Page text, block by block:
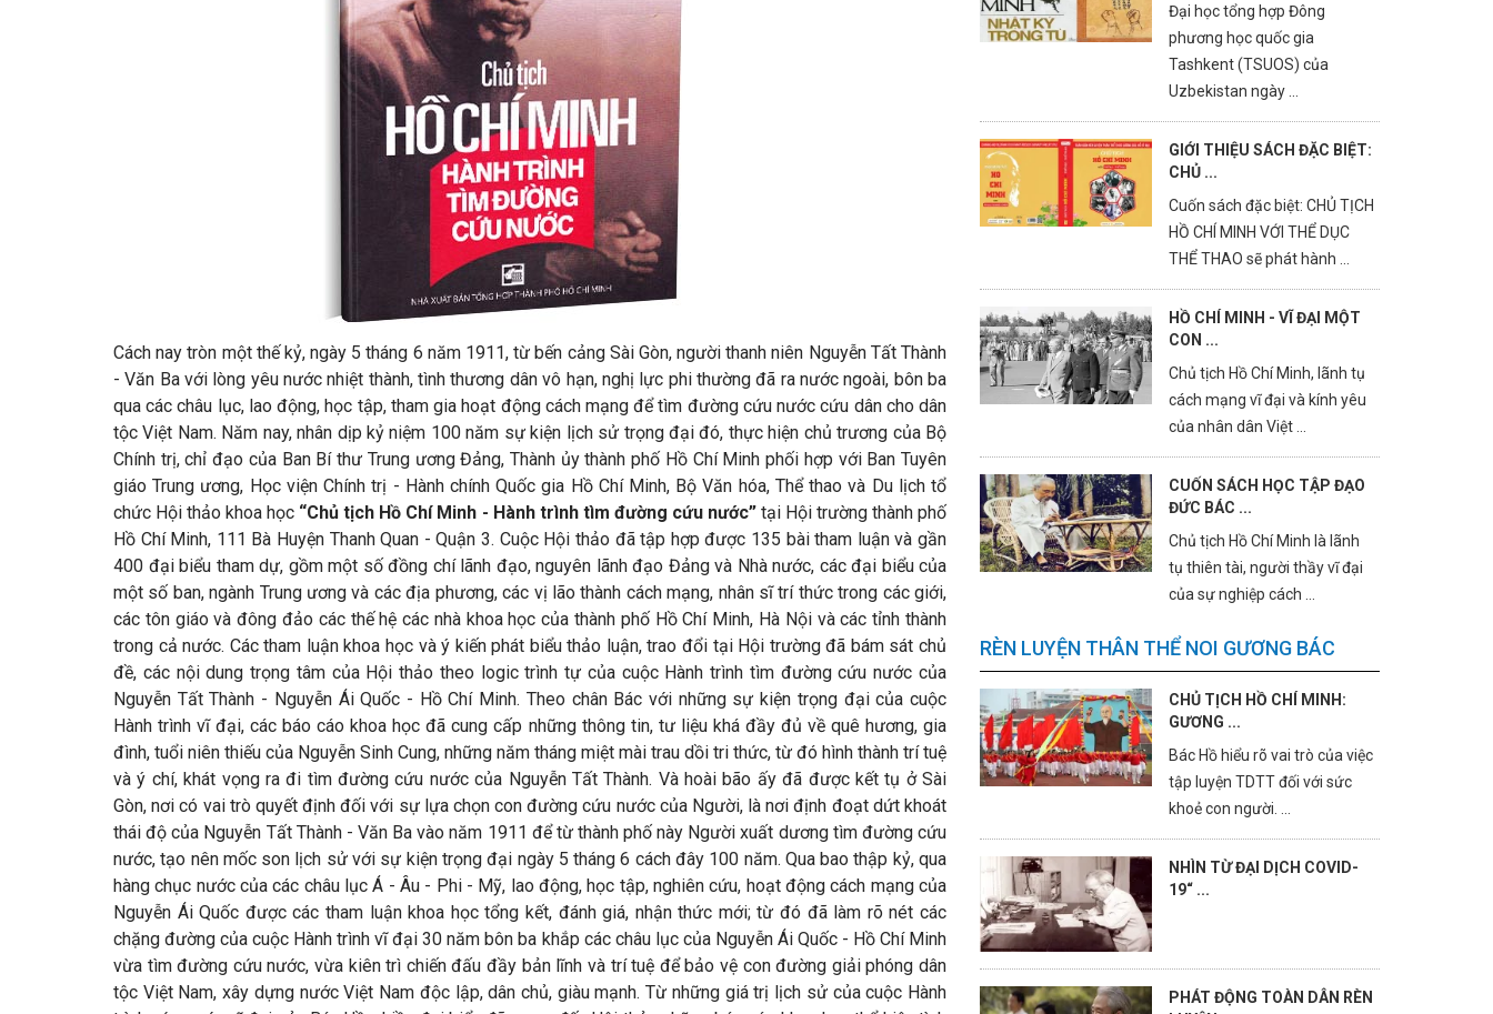
Cách nay tròn một thế kỷ, ngày 5 tháng 6 năm 1911, từ bến cảng Sài Gòn, người thanh niên Nguyễn Tất Thành
- Văn Ba với lòng yêu nước nhiệt thành, tình thương dân vô hạn, nghị lực phi thường đã ra nước ngoài, bôn ba
qua các châu lục, lao động, học tập, tham gia hoạt động cách mạng để tìm đường cứu nước cứu dân cho dân
tộc Việt Nam. Năm nay, nhân dịp kỷ niệm 100 năm sự kiện lịch sử trọng đại đó, thực hiện chủ trương của Bộ
Chính trị, chỉ đạo của Ban Bí thư Trung ương Đảng, Thành ủy thành phố Hồ Chí Minh phối hợp với Ban Tuyên
giáo Trung ương, Học viện Chính trị - Hành chính Quốc gia Hồ Chí Minh, Bộ Văn hóa, Thể thao và Du lịch tổ
chức Hội thảo khoa học “Chủ tịch Hồ Chí Minh - Hành trình tìm đường cứu nước” tại Hội trường thành phố
Hồ Chí Minh, 111 Bà Huyện Thanh Quan - Quận 3. Cuộc Hội thảo đã tập hợp được 135 bài tham luận và gần
400 đại biểu tham dự, gồm một số đồng chí lãnh đạo, nguyên lãnh đạo Đảng và Nhà nước, các đại biểu của
một số ban, ngành Trung ương và các địa phương, các vị lão thành cách mạng, nhân sĩ trí thức trong các giới,
các tôn giáo và đông đảo các thế hệ các nhà khoa học của thành phố Hồ Chí Minh, Hà Nội và các tỉnh thành
trong cả nước. Các tham luận khoa học và ý kiến phát biểu thảo luận, trao đổi tại Hội trường đã bám sát chủ
đề, các nội dung trọng tâm của Hội thảo theo logic trình tự của cuộc Hành trình tìm đường cứu nước của
Nguyễn Tất Thành - Nguyễn Ái Quốc - Hồ Chí Minh. Theo chân Bác với những sự kiện trọng đại của cuộc
Hành trình vĩ đại, các báo cáo khoa học đã cung cấp những thông tin, tư liệu khá đầy đủ về quê hương, gia
đình, tuổi niên thiếu của Nguyễn Sinh Cung, những năm tháng miệt mài trau dồi tri thức, từ đó hình thành trí tuệ
và ý chí, khát vọng ra đi tìm đường cứu nước của Nguyễn Tất Thành. Và hoài bão ấy đã được kết tụ ở Sài
Gòn, nơi có vai trò quyết định đối với sự lựa chọn con đường cứu nước của Người, là nơi định đoạt dứt khoát
thái độ của Nguyễn Tất Thành - Văn Ba vào năm 1911 để từ thành phố này Người xuất dương tìm đường cứu
nước, tạo nên mốc son lịch sử với sự kiện trọng đại ngày 5 tháng 6 cách đây 100 năm. Qua bao thập kỷ, qua
hàng chục nước của các châu lục Á - Âu - Phi - Mỹ, lao động, học tập, nghiên cứu, hoạt động cách mạng của
Nguyễn Ái Quốc được các tham luận khoa học tổng kết, đánh giá, nhận thức mới; từ đó đã làm rõ nét các
chặng đường của cuộc Hành trình vĩ đại 30 năm bôn ba khắp các châu lục của Nguyễn Ái Quốc - Hồ Chí Minh
vừa tìm đường cứu nước, vừa kiên trì chiến đấu đầy bản lĩnh và trí tuệ để bảo vệ con đường giải phóng dân
tộc Việt Nam, xây dựng nước Việt Nam độc lập, dân chủ, giàu mạnh. Từ những giá trị lịch sử của cuộc Hành
Đại học tổng hợp Đông
phương học quốc gia
Tashkent (TSUOS) của
Uzbekistan ngày ...
GIỚI THIỆU SÁCH ĐẶC BIỆT:
CHỦ ...
Cuốn sách đặc biệt: CHỦ TỊCH
HỒ CHÍ MINH VỚI THỂ DỤC
THỂ THAO sẽ phát hành ...
HỒ CHÍ MINH - VĨ ĐẠI MỘT
CON ...
Chủ tịch Hồ Chí Minh, lãnh tụ
cách mạng vĩ đại và kính yêu
của nhân dân Việt ...
CUỐN SÁCH HỌC TẬP ĐẠO
ĐỨC BÁC ...
Chủ tịch Hồ Chí Minh là lãnh
tụ thiên tài, người thầy vĩ đại
của sự nghiệp cách ...
RÈN LUYỆN THÂN THỂ NOI GƯƠNG BÁC
CHỦ TỊCH HỒ CHÍ MINH:
GƯƠNG ...
Bác Hồ hiểu rõ vai trò của việc
tập luyện TDTT đối với sức
khoẻ con người. ...
NHÌN TỪ ĐẠI DỊCH COVID-
19“ ...
PHÁT ĐỘNG TOÀN DÂN RÈN